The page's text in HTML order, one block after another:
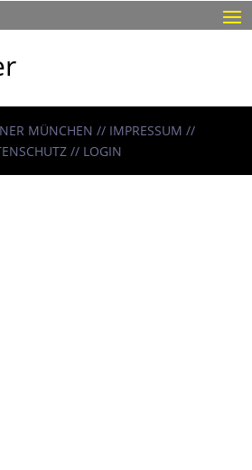
MÜNCHEN // IMPRESSUM //
// LOGIN